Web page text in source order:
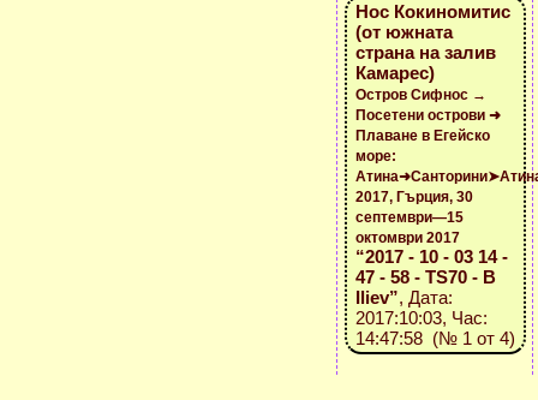
Нос Кокиномитис
(от южната
страна на залив
Камарес)
Остров Сифнос →
Посетени острови ➜
Плаване в Егейско
море:
2017, Гърция, 30
септември—15
октомври 2017
“2017 - 10 - 03 14 -
47 - 58 - TS70 - B
Iliev”, Дата:
2017:10:03, Час:
14:47:58 (№ 1 от 4)